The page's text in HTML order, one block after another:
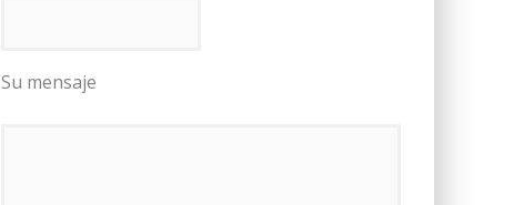
Su mensaje